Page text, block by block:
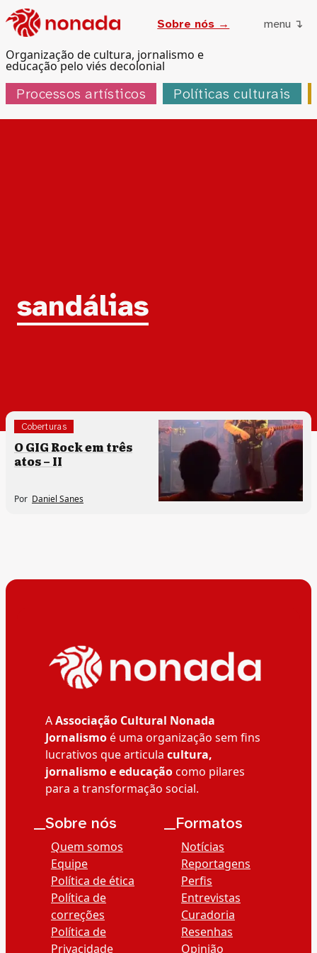
Organização de cultura, jornalismo e
educação pelo viés decolonial
Sobre nós → menu ↴
Processos artísticos Políticas culturais
Tag:
sandálias
Coberturas
O GIG Rock em três
atos – II
Por Daniel Sanes
AAssociação Cultural Nonada
Jornalismoé uma organização sem fins
lucrativos que articula cultura,
jornalismo e educaçãocomo pilares
para a transformação social.
__Sobre nós
Quem somos
Equipe
Política de ética
Política de
correções
Política de
Privacidade
__Formatos
Notícias
Reportagens
Perfis
Entrevistas
Curadoria
Resenhas
Opinião